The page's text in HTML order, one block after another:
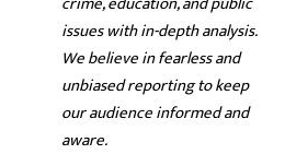
issues with in-depth analysis.
We believe in fearless and
unbiased reporting to keep
our audience informed and
aware.